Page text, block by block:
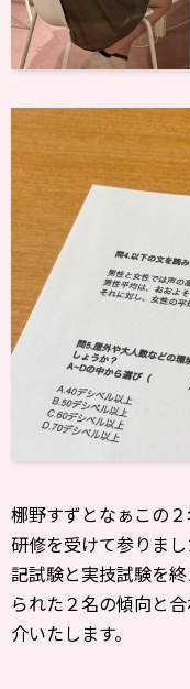
梛野すずとなぁこの
研修を受けて参りま
記試験と実技試験を
られた２名の傾向と
介いたします。